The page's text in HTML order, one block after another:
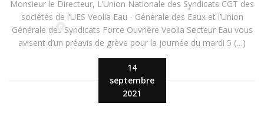
14
septembre
2021
Monsieur le Directeur, L’Union Nationale des Syndicats CGT des
sociétés de l’UES Veolia Eau - Générale des Eaux et l’Union
Générale des Syndicats Force Ouvrière Veolia Secteur Eau vous
avisent d’un préavis de grève pour la journée du mardi 5 (…)